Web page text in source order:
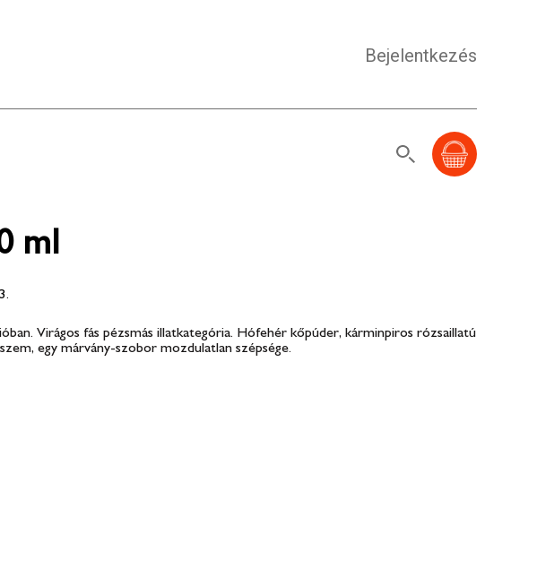
Bejelentkezés
ml
Virágos fás pézsmás illatkategória. Hófehér kőpúder, kárminpiros rózsaillatú
egy márvány-szobor mozdulatlan szépsége.